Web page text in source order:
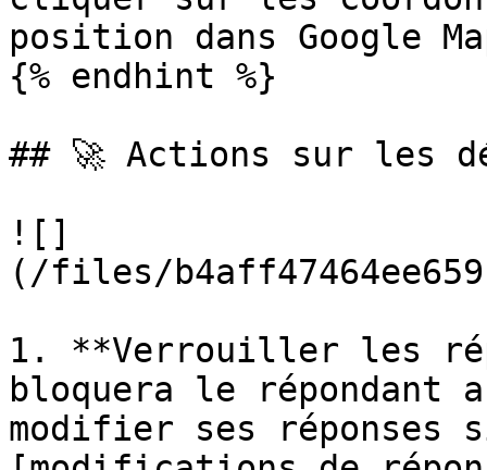
position dans Google
{% endhint %}
## 🚀 Actions sur les
![]
(/files/
1. **Verrouiller les
bloquera le
modifier ses réponses